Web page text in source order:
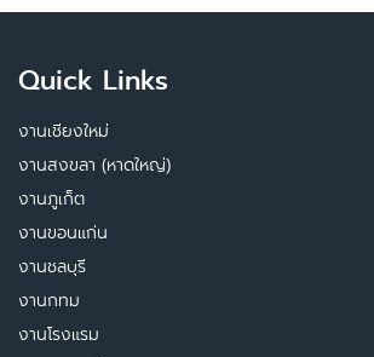
Quick Links
งานเชียงใหม่
งานสงขลา (หาดใหญ่)
งานภูเก็ต
งานขอนแก่น
งานชลบุรี
งานกทม
งานโรงแรม